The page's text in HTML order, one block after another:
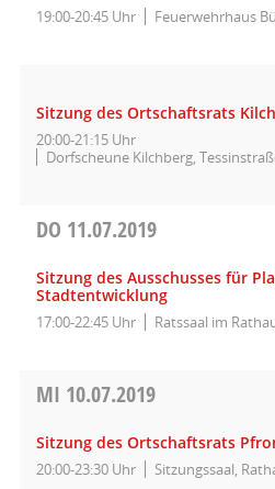
19:00-20:45 Uhr Feuerwehrhaus
Sitzung des Ortschaftsrats
20:00-21:15 Uhr
Dorfscheune Kilchberg,
DO 11.07.2019
Sitzung des Ausschusses für
Stadtentwicklung
17:00-22:45 Uhr Ratssaal im
MI 10.07.2019
Sitzung des Ortschaftsrats
20:00-23:30 Uhr Sitzungssaal,